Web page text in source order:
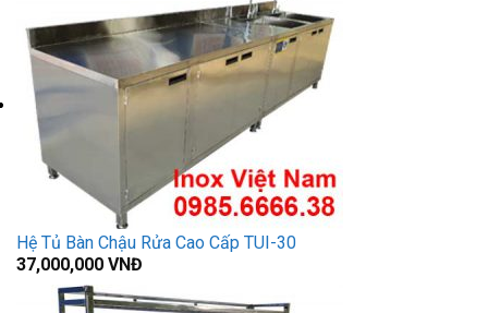
Hệ Tủ Bàn Chậu Rửa Cao Cấp TUI-30
37,000,000 VNĐ